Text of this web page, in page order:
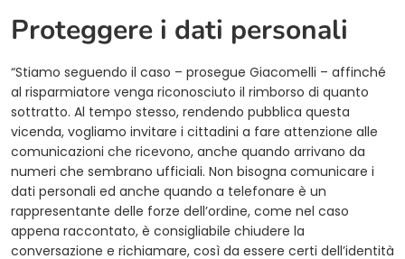
Proteggere i dati personali
“Stiamo seguendo il caso – prosegue Giacomelli – affinché
al risparmiatore venga riconosciuto il rimborso di quanto
sottratto. Al tempo stesso, rendendo pubblica questa
vicenda, vogliamo invitare i cittadini a fare attenzione alle
comunicazioni che ricevono, anche quando arrivano da
numeri che sembrano ufficiali. Non bisogna comunicare i
dati personali ed anche quando a telefonare è un
rappresentante delle forze dell’ordine, come nel caso
appena raccontato, è consigliabile chiudere la
conversazione e richiamare, così da essere certi dell’identità